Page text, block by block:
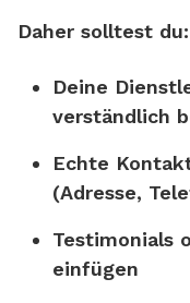
Daher solltest du:
Deine
verständlich
Echte
(Adresse,
Testimonials
einfügen